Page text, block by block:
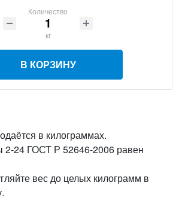
Количество
кг
В КОРЗИНУ
в килограммах.
24 ГОСТ Р 52646-2006 равен
вес до целых килограмм в